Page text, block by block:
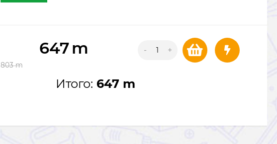
647m
803 m
- +
Итого: 647 m